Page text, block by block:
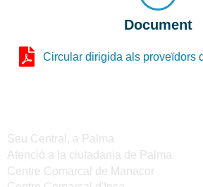
Document
Circular dirigida als proveïdors
Seu Central, a Palma
Atenció a la ciutadania de Palma
Centre Comarcal de Manacor